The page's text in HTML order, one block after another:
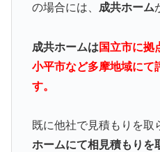
の場合には、 成共ホーム
成共ホームは 国立市に拠
小平市など多摩地域にて
す。
既に他社で見積もりを取
ホームにて相見積もりを